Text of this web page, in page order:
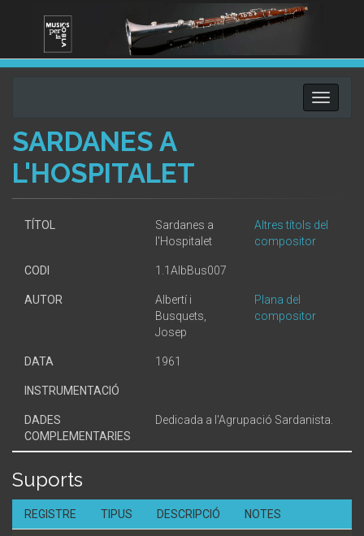
Toggle
SARDANES A
L'HOSPITALET
TÍTOL
Sardanes a
l'Hospitalet
Altres títols del
compositor
CODI 1.1AlbBus007
AUTOR
Albertí i
Busquets,
Josep
Plana del
compositor
DATA 1961
INSTRUMENTACIÓ
DADES
COMPLEMENTARIES
Dedicada a l'Agrupació Sardanista.
Suports
REGISTRE TIPUS DESCRIPCIÓ NOTES